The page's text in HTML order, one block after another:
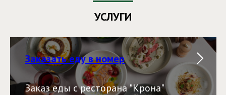
УСЛУГИ
Заказать еду в номер
Заказ еды с ресторана "Крона"